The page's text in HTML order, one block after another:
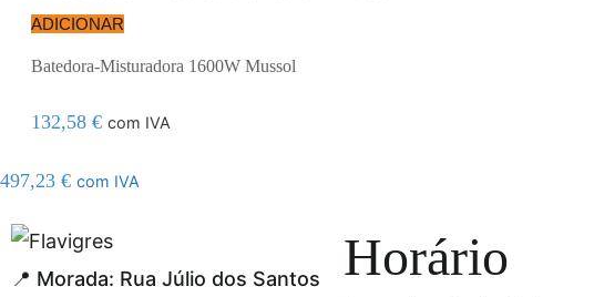
ADICIONAR
Batedora-Misturadora 1600W Mussol
132,58 € com IVA
497,23 € com IVA
resmi adresi
📍 Morada: Rua Júlio dos Santos
Horário